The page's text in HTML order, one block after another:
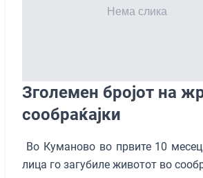
Зголемен бројот на
сообраќајки
Во Куманово во првите 10
лица го загубиле животот во